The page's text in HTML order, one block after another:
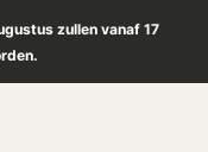
zullen vanaf 17